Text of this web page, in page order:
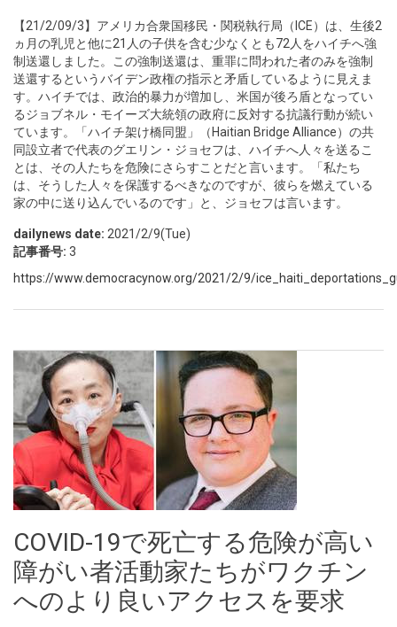
【21/2/09/3】アメリカ合衆国移民・関税執行局（ICE）は、生後2
ヵ月の乳児と他に21人の子供を含む少なくとも72人をハイチへ強
制送還しました。この強制送還は、重罪に問われた者のみを強制
送還するというバイデン政権の指示と矛盾しているように見えま
す。ハイチでは、政治的暴力が増加し、米国が後ろ盾となってい
るジョブネル・モイーズ大統領の政府に反対する抗議行動が続い
ています。「ハイチ架け橋同盟」（Haitian Bridge Alliance）の共
同設立者で代表のグエリン・ジョセフは、ハイチへ人々を送るこ
とは、その人たちを危険にさらすことだと言います。「私たち
は、そうした人々を保護するべきなのですが、彼らを燃えている
家の中に送り込んでいるのです」と、ジョセフは言います。
dailynews date: 2021/2/9(Tue)
記事番号: 3
https://www.democracynow.org/2021/2/9/
COVID-19で死亡する危険が高い
障がい者活動家たちがワクチン
へのより良いアクセスを要求